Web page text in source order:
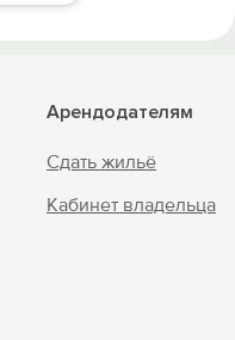
Арендодателям
Сдать жильё
Кабинет владельца